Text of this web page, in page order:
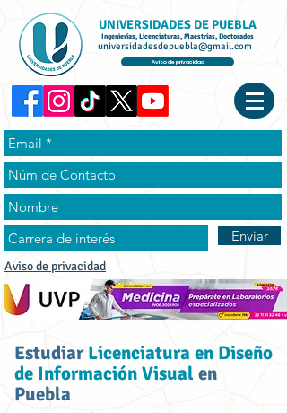
UNIVERSIDADES DE PUEBLA
Ingenierías, Licenciaturas, Maestrías, Doctorados
universidadesdepuebla@gmail.com
Aviso de privacidad
Enviar
Aviso de privacidad
EstudiarLicenciatura en Diseño
de Información Visualen
Puebla